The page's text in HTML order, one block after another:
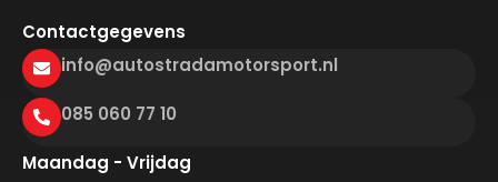
Contactgegevens
info@autostradamotorsport.nl
085 060 77 10
Maandag - Vrijdag